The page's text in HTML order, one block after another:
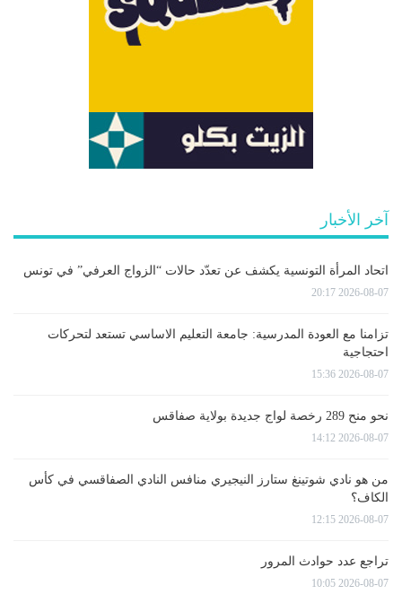
آخر الأخبار
اتحاد المرأة التونسية يكشف عن تعدّد حالات “الزواج العرفي” في تونس
2026-08-07 20:17
تزامنا مع العودة المدرسية: جامعة التعليم الاساسي تستعد لتحركات
احتجاجية
2026-08-07 15:36
نحو منح 289 رخصة لواج جديدة بولاية صفاقس
2026-08-07 14:12
من هو نادي شوتينغ ستارز النيجيري منافس النادي الصفاقسي في كأس
الكاف؟
2026-08-07 12:15
تراجع عدد حوادث المرور
2026-08-07 10:05